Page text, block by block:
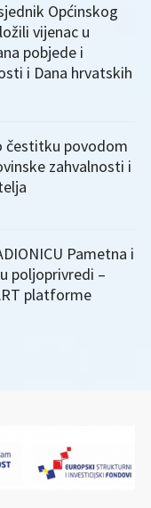
Općinskog
vijenac u
pobjede i
i Dana hrvatskih
čestitku povodom
zahvalnosti i
Pametna i
poljoprivredi –
platforme